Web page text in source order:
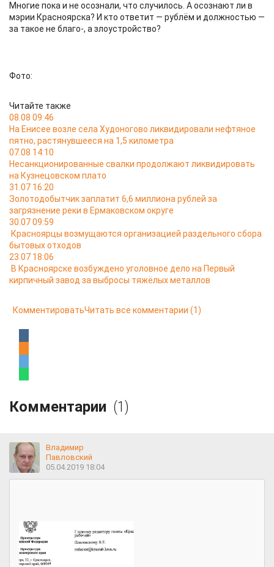
Многие пока и не осознали, что случилось. А осознают ли в
мэрии Красноярска? И кто ответит — рублём и должностью —
за такое не благо-, а злоустройство?
Фото:
Читайте также
08.08 09:46
На Енисее возле села Худоногово ликвидировали нефтяное
пятно, растянувшееся на 1,5 километра
07.08 14:10
Несанкционированные свалки продолжают ликвидировать
на Кузнецовском плато
31.07 16:20
Золотодобытчик заплатит 6,6 миллиона рублей за
загрязнение реки в Ермаковском округе
30.07 09:59
Красноярцы возмущаются организацией раздельного сбора
бытовых отходов
23.07 18:06
В Красноярске возбуждено уголовное дело на Первый
кирпичный завод за выбросы тяжёлых металлов
КомментироватьЧитать все комментарии (1)
Комментарии (1)
Владимир
Павловский
05.04.2019 18:04